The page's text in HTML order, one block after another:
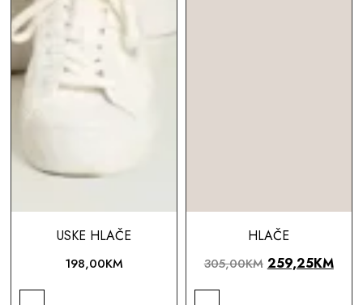
USKE HLAČE
198,00KM
HLAČE
305,00KM 259,25KM